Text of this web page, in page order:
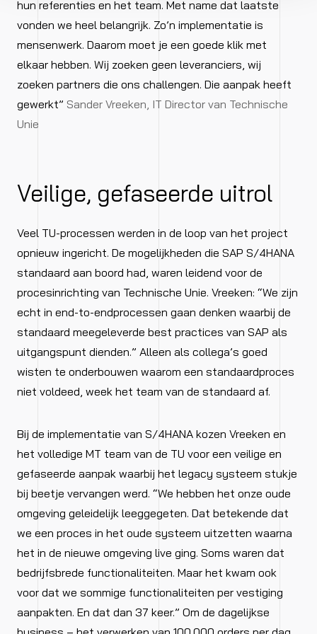
hun referenties en het team. Met name dat laatste
vonden we heel belangrijk. Zo’n implementatie is
mensenwerk. Daarom moet je een goede klik met
elkaar hebben. Wij zoeken geen leveranciers, wij
zoeken partners die ons challengen. Die aanpak heeft
gewerkt” Sander Vreeken, IT Director van Technische
Unie
Veilige, gefaseerde uitrol
Veel TU-processen werden in de loop van het project
opnieuw ingericht. De mogelijkheden die SAP S/4HANA
standaard aan boord had, waren leidend voor de
procesinrichting van Technische Unie. Vreeken: “We zijn
echt in end-to-endprocessen gaan denken waarbij de
standaard meegeleverde best practices van SAP als
uitgangspunt dienden.” Alleen als collega’s goed
wisten te onderbouwen waarom een standaardproces
niet voldeed, week het team van de standaard af.
Bij de implementatie van S/4HANA kozen Vreeken en
het volledige MT team van de TU voor een veilige en
gefaseerde aanpak waarbij het legacy systeem stukje
bij beetje vervangen werd. “We hebben het onze oude
omgeving geleidelijk leeggegeten. Dat betekende dat
we een proces in het oude systeem uitzetten waarna
het in de nieuwe omgeving live ging. Soms waren dat
bedrijfsbrede functionaliteiten. Maar het kwam ook
voor dat we sommige functionaliteiten per vestiging
aanpakten. En dat dan 37 keer.” Om de dagelijkse